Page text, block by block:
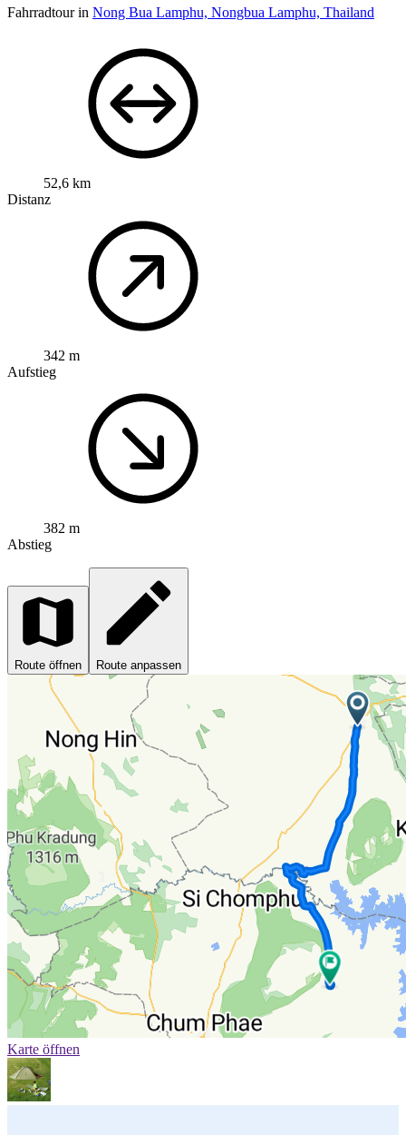
Fahrradtour in Nong Bua Lamphu, Nongbua Lamphu, Thailand
52,6 km
Distanz
342 m
Aufstieg
382 m
Abstieg
Route öffnen Route anpassen
Karte öffnen